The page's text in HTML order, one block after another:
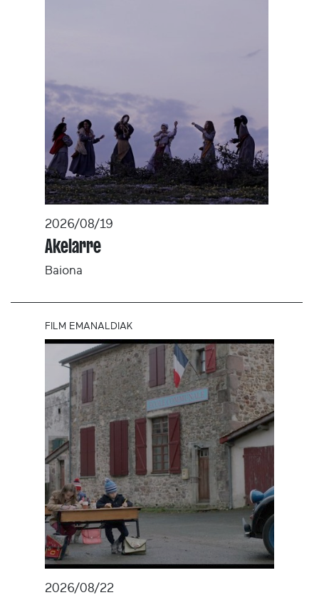
2026/08/19
Akelarre
Baiona
FILM EMANALDIAK
2026/08/22